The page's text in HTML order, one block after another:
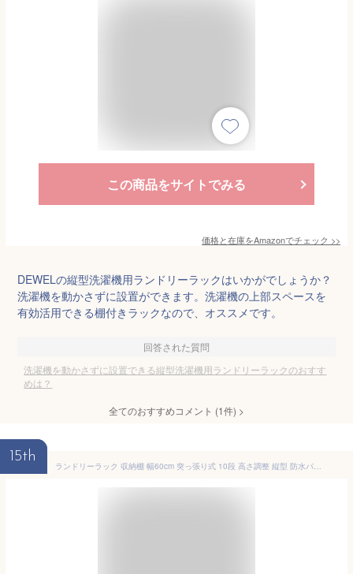
この商品をサイトでみる
価格と在庫をAmazonでチェック >>
DEWELの縦型洗濯機用ランドリーラックはいかがでしょうか？
洗濯機を動かさずに設置ができます。洗濯機の上部スペースを
有効活用できる棚付きラックなので、オススメです。
回答された質問
洗濯機を動かさずに設置できる縦型洗濯機用ランドリーラックのおすす
めは？
全てのおすすめコメント (1件) >
15th
ランドリーラック 収納棚 幅60cm 突っ張り式 10段 高さ調整 縦型 防水パン対応 カゴ付き スリム 省スペース 北欧 グレー×ホワイト 灰白 [並行輸入品]